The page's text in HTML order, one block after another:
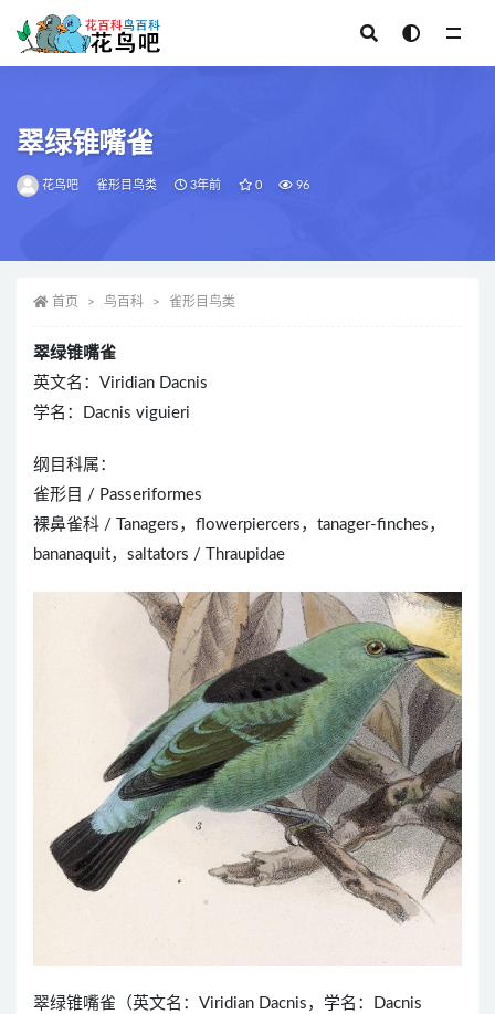
翠绿锥嘴雀
花鸟吧 雀形目鸟类 3年前 0 96
首页 鸟百科 雀形目鸟类
翠绿锥嘴雀
英文名：Viridian Dacnis
学名：Dacnis viguieri
纲目科属：
雀形目 / Passeriformes
裸鼻雀科 / Tanagers，flowerpiercers，tanager-finches，
bananaquit，saltators / Thraupidae
翠绿锥嘴雀（英文名：Viridian Dacnis，学名：Dacnis